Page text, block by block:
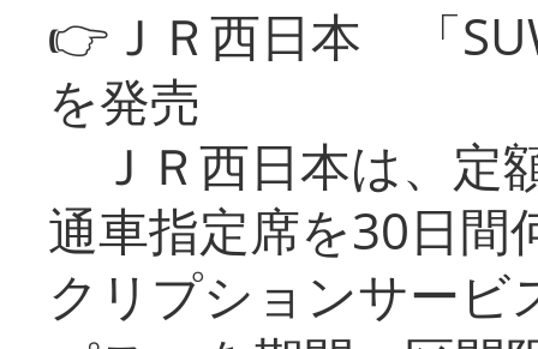
👉ＪＲ西日本 「
を発売
ＪＲ西日本は、定
通車指定席を30日間
クリプションサービ